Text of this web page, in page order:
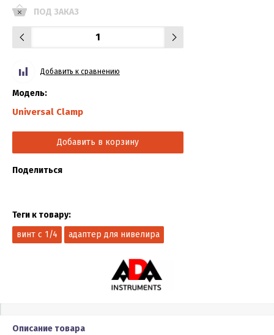
ПОД ЗАКАЗ
Добавить к сравнению
Модель:
Universal Clamp
Добавить в корзину
Поделиться
Теги к товару:
винт с 1/4
адаптер для нивелира
Описание товара